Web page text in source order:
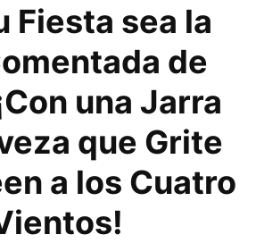
Fiesta sea la
de
una Jarra
que Grite
a los Cuatro